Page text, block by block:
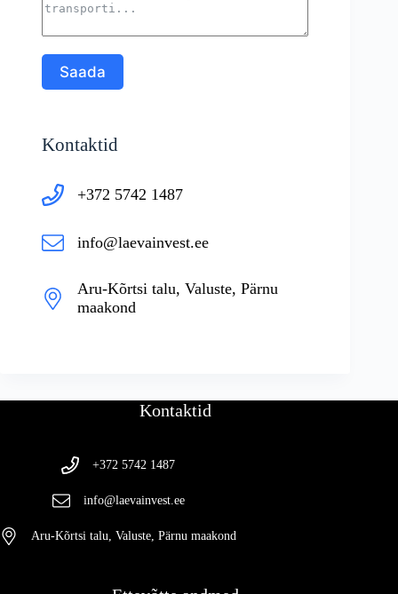
Saada
Kontaktid
+372 5742 1487
info@laevainvest.ee
Aru-Kõrtsi talu, Valuste, Pärnu
maakond
Kontaktid
+372 5742 1487
info@laevainvest.ee
Aru-Kõrtsi talu, Valuste, Pärnu maakond